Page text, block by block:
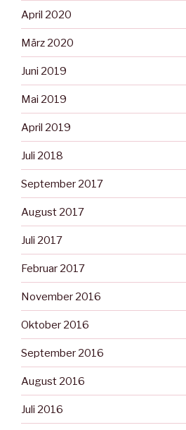
April 2020
März 2020
Juni 2019
Mai 2019
April 2019
Juli 2018
September 2017
August 2017
Juli 2017
Februar 2017
November 2016
Oktober 2016
September 2016
August 2016
Juli 2016